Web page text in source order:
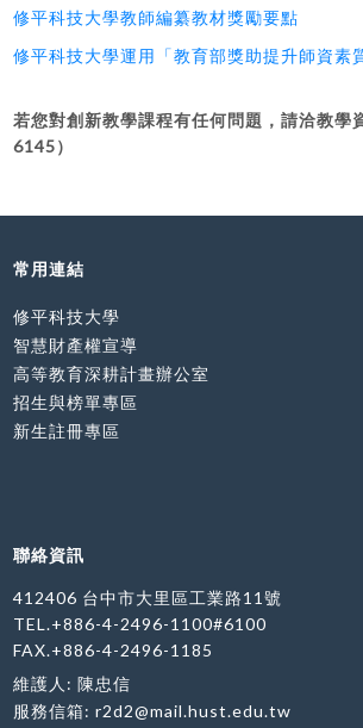
修平科技大學教師編纂教材獎勵要點
修平科技大學運用「教育部獎助提升師資素
若您對創新教學課程有任何問題，請洽教學
6145）
常用連結
修平科技大學
智慧財產權宣導
高等教育深耕計畫辦公室
招生與榜單專區
新生註冊專區
聯絡資訊
412406 台中市大里區工業路11號
TEL.+886-4-2496-1100#6100
FAX.+886-4-2496-1185
維護人: 陳忠信
服務信箱:r2d2@mail.hust.edu.tw